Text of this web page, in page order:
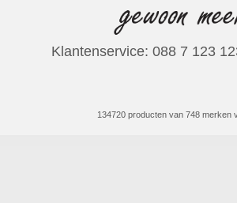
Klantenservice: 088 7 123
134720 producten van 748 merken